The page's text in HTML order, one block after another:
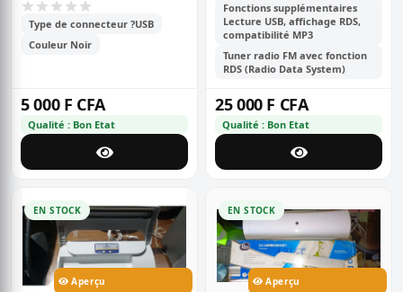
Type de connecteur ?USB
Couleur Noir
5 000 F CFA
Qualité : Bon Etat
Fonctions supplémentaires
Lecture USB, affichage RDS,
compatibilité MP3
Tuner radio FM avec fonction
RDS (Radio Data System)
25 000 F CFA
Qualité : Bon Etat
EN STOCK
Aperçu
EN STOCK
Aperçu